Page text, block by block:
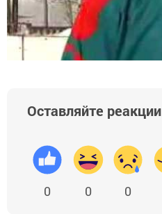
Оставляйте реакции
0 0 0